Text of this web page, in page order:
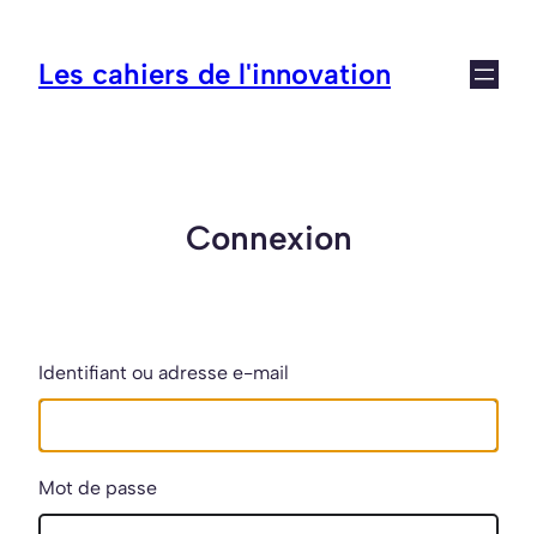
contenu
Les cahiers de l'innovation
Connexion
Identifiant ou adresse e-mail
Mot de passe